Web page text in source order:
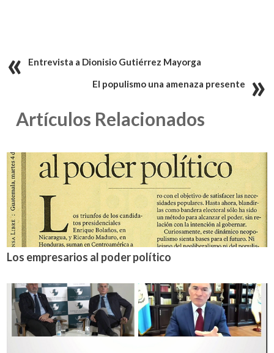
Entrevista a Dionisio Gutiérrez Mayorga
El populismo una amenaza presente
Artículos Relacionados
Los empresarios al poder político